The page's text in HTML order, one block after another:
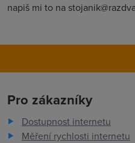
napiš mi to na
Pro zákazníky
Dostupnost internetu
Měření rychlosti internetu